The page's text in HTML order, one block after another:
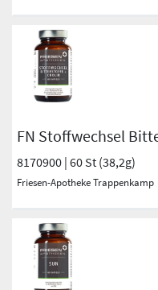
FN Stoffwechsel
8170900 | 60 St (38,2g)
Friesen-Apotheke Trappenkamp